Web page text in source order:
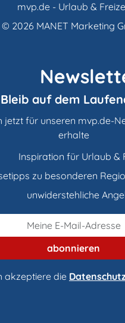
mvp.de - Urlaub &
© 2026 MANET Marketing
Bleib auf dem
jetzt für unseren mvp.de-
erhalte
Inspiration für Urlaub &
zu besonderen
unwiderstehliche
abonnieren
akzeptiere die